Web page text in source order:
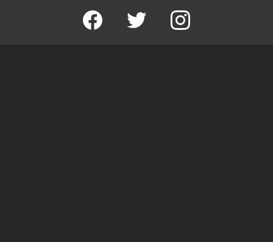
facebook twitter instagram